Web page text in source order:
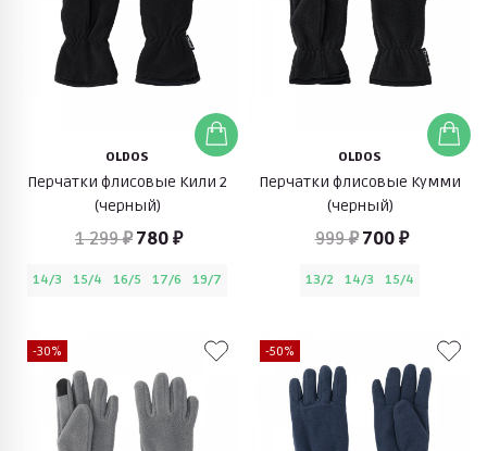
OLDOS
Перчатки флисовые Кили 2
(черный)
1 299 ₽ 780 ₽
14/3 15/4 16/5 17/6 19/7
OLDOS
Перчатки флисовые Кумми
(черный)
999 ₽ 700 ₽
13/2 14/3 15/4
-30% -50%